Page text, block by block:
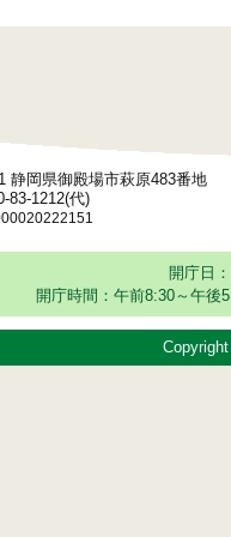
静岡県御殿場市萩原483番地
83-1212(代)
開庁日
開庁時間：午前8:30～午後